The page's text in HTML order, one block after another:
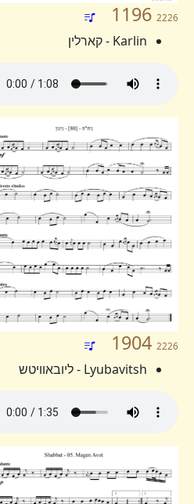
1196 2226
Karlin - קארלין
1904 2226
Lyubavitsh - ליובאוויטש